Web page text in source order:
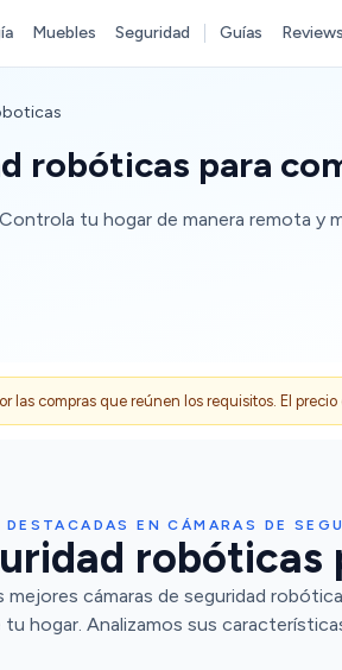
Muebles Seguridad Guías Reviews
robóticas para
tu hogar de manera remota y
compras que reúnen los requisitos. El
EN CÁMARAS DE
cámaras de seguridad
hogar. Analizamos sus